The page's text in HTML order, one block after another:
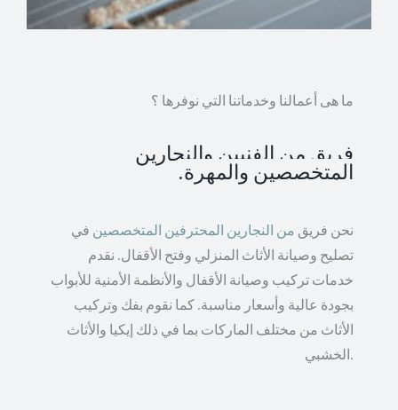
ما هى أعمالنا وخدماتنا التي نوفرها ؟
فريق من الفنيين والنجارين
المتخصصين والمهرة.
نحن فريق من النجارين المحترفين المتخصصين في
تصليح وصيانة الأثاث المنزلي وفتح الأقفال. نقدم
خدمات تركيب وصيانة الأقفال والأنظمة الأمنية للأبواب
بجودة عالية وأسعار مناسبة. كما نقوم بفك وتركيب
الأثاث من مختلف الماركات بما في ذلك إيكيا والأثاث
الخشبي.